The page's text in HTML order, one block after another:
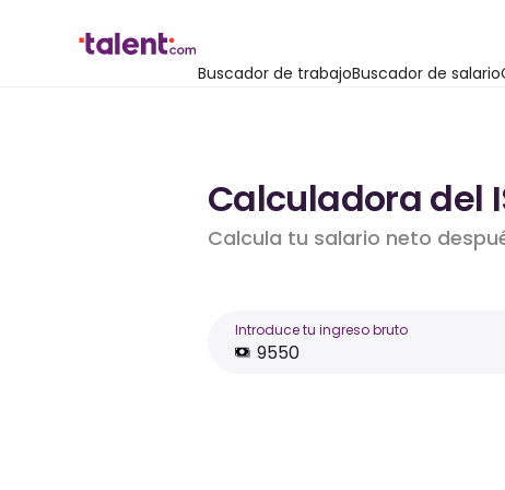
Buscador de trabajoBuscador de salario
Calculadora del
Calcula tu salario neto
Introduce tu ingreso bruto